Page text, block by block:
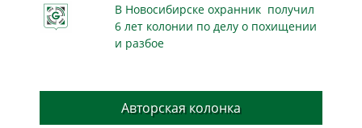
В Новосибирске охранник получил
6 лет колонии по делу о похищении
и разбое
Авторская колонка